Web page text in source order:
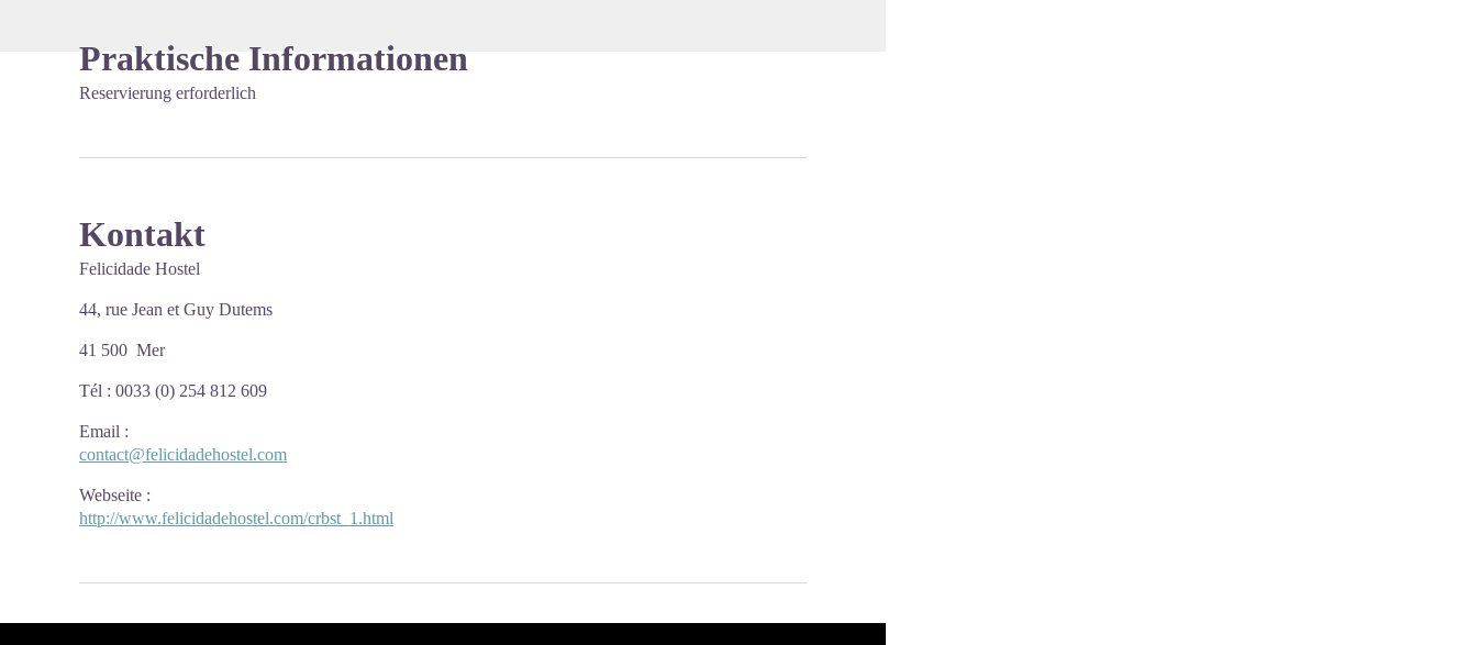
Praktische Informationen
Reservierung erforderlich
Kontakt
Felicidade Hostel
44, rue Jean et Guy Dutems
41 500 Mer
Tél : 0033 (0) 254 812 609
Email :
contact@felicidadehostel.com
Webseite :
http://www.felicidadehostel.com/crbst_1.html